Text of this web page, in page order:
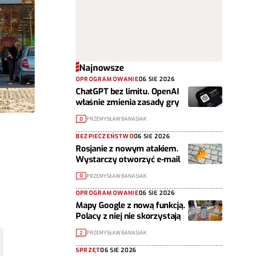
Najnowsze
OPROGRAMOWANIE06 SIE 2026
ChatGPT bez limitu. OpenAI
właśnie zmienia zasady gry
0 PRZEMYSŁAW BANASIAK
BEZPIECZEŃSTWO06 SIE 2026
Rosjanie z nowym atakiem.
Wystarczy otworzyć e-mail
0 PRZEMYSŁAW BANASIAK
OPROGRAMOWANIE06 SIE 2026
Mapy Google z nową funkcją.
Polacy z niej nie skorzystają
2 PRZEMYSŁAW BANASIAK
SPRZĘT06 SIE 2026